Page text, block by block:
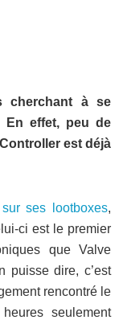
cherchant à se
En effet, peu de
est déjà
ses lootboxes,
ci est le premier
que Valve
puisse dire, c’est
rencontré le
seulement